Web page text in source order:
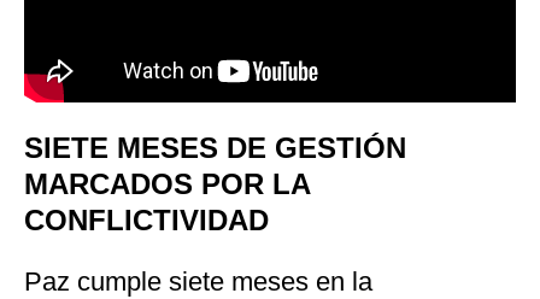
SIETE MESES DE GESTIÓN
MARCADOS POR LA
CONFLICTIVIDAD
Paz cumple siete meses en la